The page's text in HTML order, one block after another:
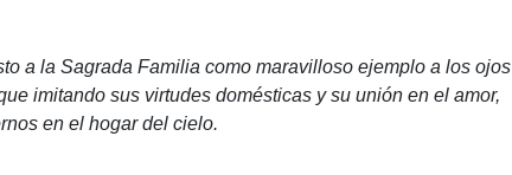
a la Sagrada Familia como maravilloso ejemplo a los ojos
imitando sus virtudes domésticas y su unión en el amor,
en el hogar del cielo.